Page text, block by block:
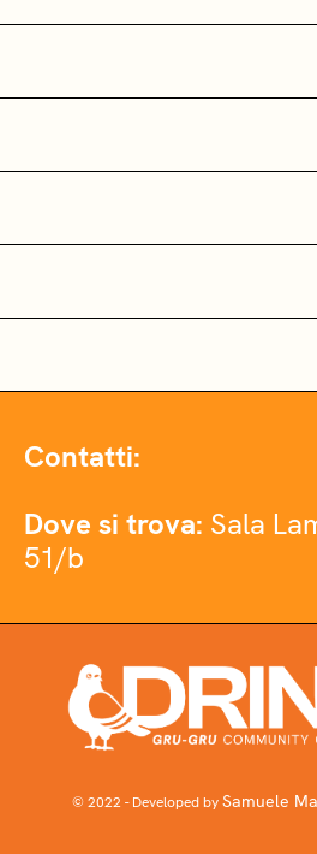
Contatti:
Dove si trova: Sala
51/b
© 2022 - Developed bySamuele